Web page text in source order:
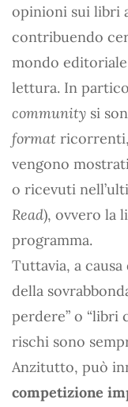
opinioni sui libri
contribuendo
mondo
lettura. In
community si
format
vengono
o ricevuti
Read), ovvero la
programma.
Tuttavia, a
della
perdere” o “libri
rischi sono
Anzitutto, può
competizione